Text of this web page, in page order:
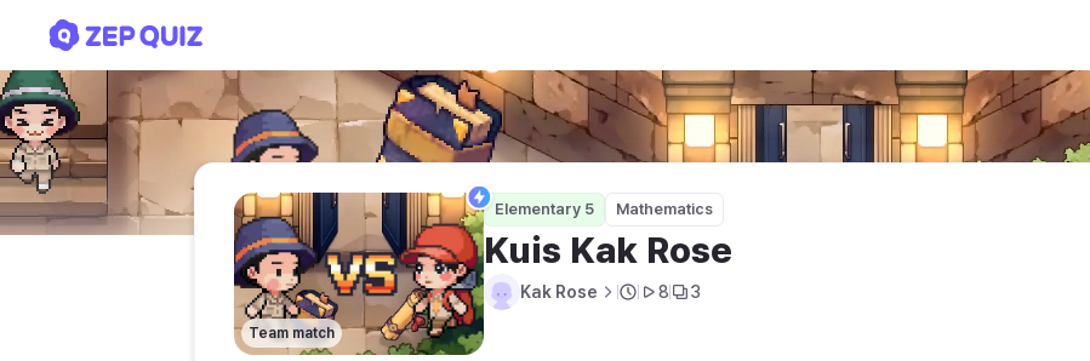
Team match
Elementary 5 Mathematics
Kuis Kak Rose
Kak Rose 8 3